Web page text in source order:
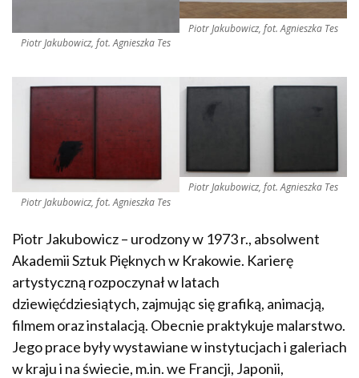
Piotr Jakubowicz, fot. Agnieszka Tes
Piotr Jakubowicz, fot. Agnieszka Tes
Piotr Jakubowicz, fot. Agnieszka Tes
Piotr Jakubowicz, fot. Agnieszka Tes
Piotr Jakubowicz – urodzony w 1973 r., absolwent
Akademii Sztuk Pięknych w Krakowie. Karierę
artystyczną rozpoczynał w latach
dziewięćdziesiątych, zajmując się grafiką, animacją,
filmem oraz instalacją. Obecnie praktykuje malarstwo.
Jego prace były wystawiane w instytucjach i galeriach
w kraju i na świecie, m.in. we Francji, Japonii,